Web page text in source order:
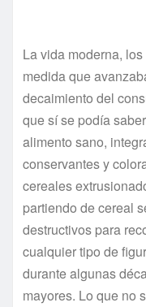
La vida moderna,
medida que
decaimiento del
que sí se podía
alimento sano,
conservantes y
cereales
partiendo de cereal
destructivos para
cualquier tipo de
durante algunas
mayores. Lo que no